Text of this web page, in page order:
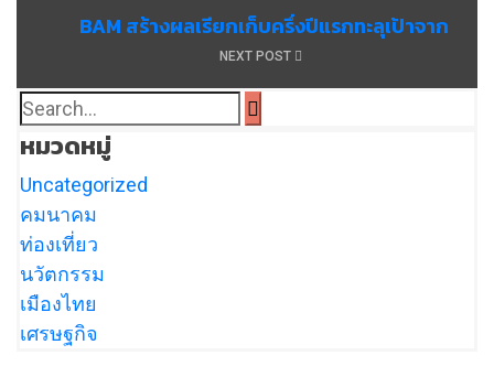
BAM สร้างผลเรียกเก็บครึ่งปีแรกทะลุเป้าจาก
NEXT POST
หมวดหมู่
Uncategorized
คมนาคม
ท่องเที่ยว
นวัตกรรม
เมืองไทย
เศรษฐกิจ